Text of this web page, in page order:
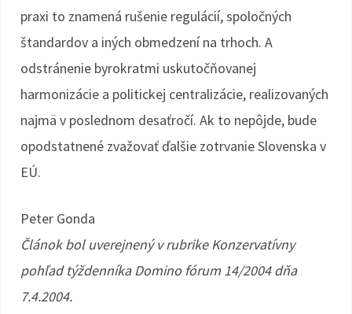
praxi to znamená rušenie regulácií, spoločných
štandardov a iných obmedzení na trhoch. A
odstránenie byrokratmi uskutočňovanej
harmonizácie a politickej centralizácie, realizovaných
najmä v poslednom desaťročí. Ak to nepôjde, bude
opodstatnené zvažovať ďalšie zotrvanie Slovenska v
EÚ.
Peter Gonda
Článok bol uverejnený v rubrike Konzervatívny
pohľad týždenníka Domino fórum 14/2004 dňa
7.4.2004.